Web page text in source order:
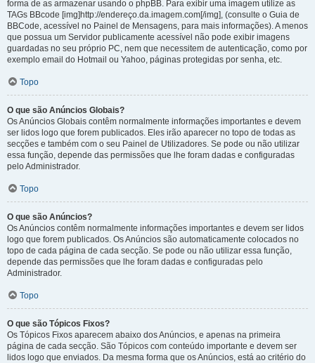
forma de as armazenar usando o phpBB. Para exibir uma imagem utilize as
TAGs BBcode [img]http://endereço.da.imagem.com[/img], (consulte o Guia de
BBCode, acessível no Painel de Mensagens, para mais informações). A menos
que possua um Servidor publicamente acessível não pode exibir imagens
guardadas no seu próprio PC, nem que necessitem de autenticação, como por
exemplo email do Hotmail ou Yahoo, páginas protegidas por senha, etc.
Topo
O que são Anúncios Globais?
Os Anúncios Globais contêm normalmente informações importantes e devem
ser lidos logo que forem publicados. Eles irão aparecer no topo de todas as
secções e também com o seu Painel de Utilizadores. Se pode ou não utilizar
essa função, depende das permissões que lhe foram dadas e configuradas
pelo Administrador.
Topo
O que são Anúncios?
Os Anúncios contêm normalmente informações importantes e devem ser lidos
logo que forem publicados. Os Anúncios são automaticamente colocados no
topo de cada página de cada secção. Se pode ou não utilizar essa função,
depende das permissões que lhe foram dadas e configuradas pelo
Administrador.
Topo
O que são Tópicos Fixos?
Os Tópicos Fixos aparecem abaixo dos Anúncios, e apenas na primeira
página de cada secção. São Tópicos com conteúdo importante e devem ser
lidos logo que enviados. Da mesma forma que os Anúncios, está ao critério do